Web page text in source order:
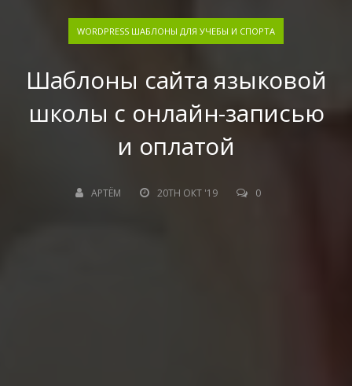
WORDPRESS ШАБЛОНЫ ДЛЯ УЧЕБЫ И СПОРТА
Шаблоны сайта языковой
школы с онлайн-записью
и оплатой
АРТЁМ 20TH ОКТ '19 0